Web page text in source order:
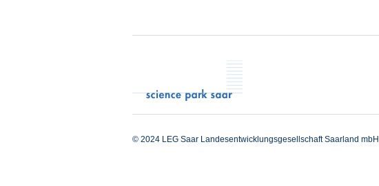
© 2024 LEG Saar Landesentwicklungsgesellschaft Saarland mbH